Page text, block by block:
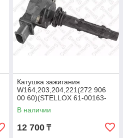
Катушка зажигания
W164,203,204,221(272 906
00 60)(STELLOX 61-00163-
SX)
В наличии
12 700 ₸